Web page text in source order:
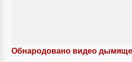
Обнародовано видео